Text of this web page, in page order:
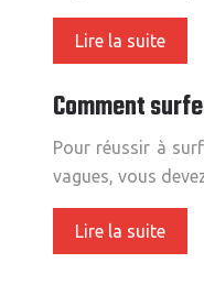
Lire la suite
Comment
Pour réussir à
vagues, vous
Lire la suite